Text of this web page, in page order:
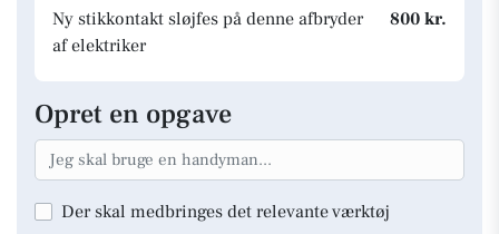
Ny stikkontakt sløjfes på denne afbryder
af elektriker
800 kr.
Opret en opgave
Der skal medbringes det relevante værktøj